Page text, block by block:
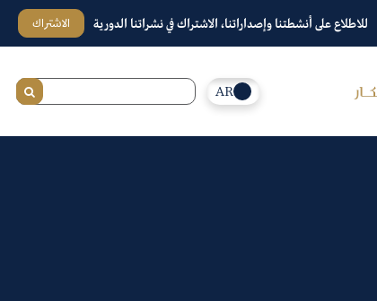
للاطلاع على أنشطتنا وإصداراتنا، الاشتراك في نشراتنا الدورية الاشتراك
AR